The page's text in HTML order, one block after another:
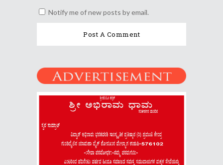
Notify me of new posts by email.